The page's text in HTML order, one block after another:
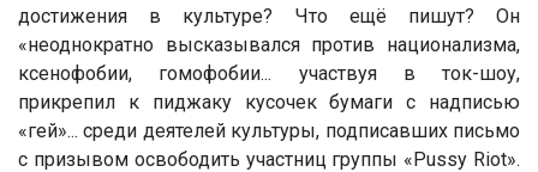
достижения в культуре? Что ещё пишут? Он
«неоднократно высказывался против национализма,
ксенофобии, гомофобии... участвуя в ток-шоу,
прикрепил к пиджаку кусочек бумаги с надписью
«гей»... среди деятелей культуры, подписавших письмо
с призывом освободить участниц группы «Pussy Riot».